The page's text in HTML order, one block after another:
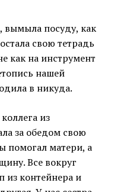
вымыла посуду, как
свою тетрадь
как на инструмент
нашей
в никуда.
из
за обедом свою
помогал матери, а
Все вокруг
из контейнера и